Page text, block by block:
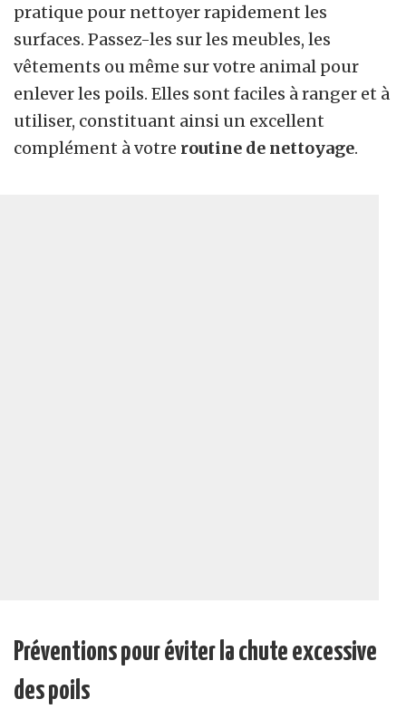
pratique pour nettoyer rapidement les
surfaces. Passez-les sur les meubles, les
vêtements ou même sur votre animal pour
enlever les poils. Elles sont faciles à ranger et à
utiliser, constituant ainsi un excellent
complément à votre routine de nettoyage.
Préventions pour éviter la chute excessive
des poils